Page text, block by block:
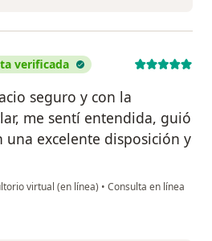
verificada
seguro y con la
me sentí entendida, guió
una excelente disposición y
virtual (en línea) • Consulta en línea
Rua